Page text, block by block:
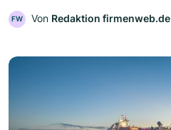
FW Von Redaktion firmenweb.de